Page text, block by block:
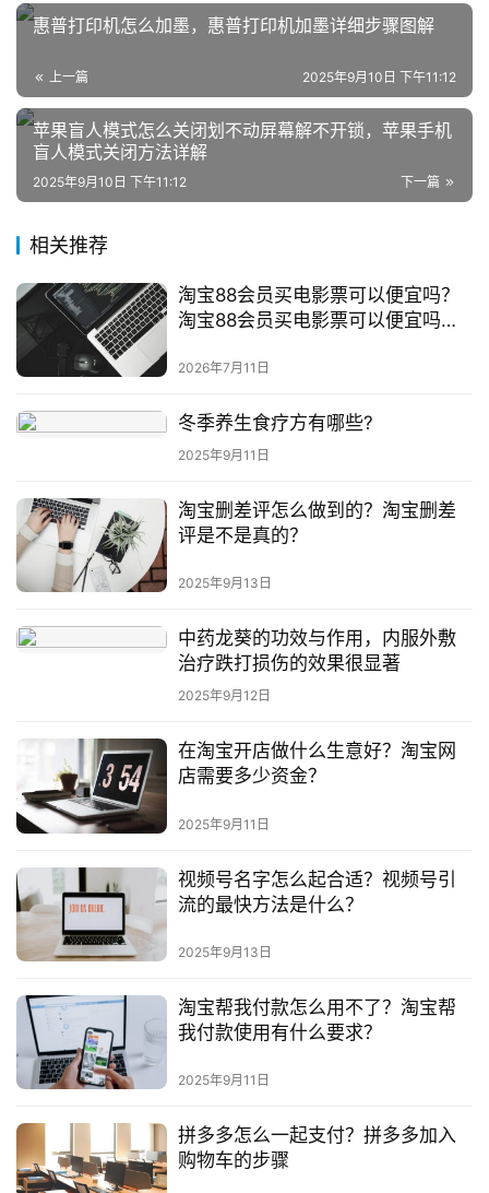
社
区
惠普打印机怎么加墨，惠普打印机加墨详细步骤图解
上一篇 2025年9月10日 下午11:12
苹果盲人模式怎么关闭划不动屏幕解不开锁，苹果手机
盲人模式关闭方法详解
下一篇
2025年9月10日 下午11:12
相关推荐
淘宝88会员买电影票可以便宜吗？
淘宝88会员买电影票可以便宜吗安
2026年7月11日
冬季养生食疗方有哪些?
2025年9月11日
淘宝删差评怎么做到的？淘宝删差
评是不是真的？
2025年9月13日
中药龙葵的功效与作用，内服外敷
治疗跌打损伤的效果很显著
2025年9月12日
在淘宝开店做什么生意好？淘宝网
店需要多少资金？
2025年9月11日
视频号名字怎么起合适？视频号引
流的最快方法是什么？
2025年9月13日
淘宝帮我付款怎么用不了？淘宝帮
我付款使用有什么要求？
2025年9月11日
拼多多怎么一起支付？拼多多加入
购物车的步骤